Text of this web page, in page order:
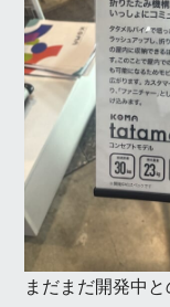
まだまだ開発中